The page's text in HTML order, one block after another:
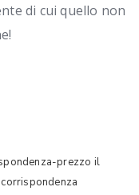
di cui quello non
prezzo il